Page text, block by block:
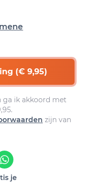
(€ 9,95)
ga ik akkoord met
zijn van
je